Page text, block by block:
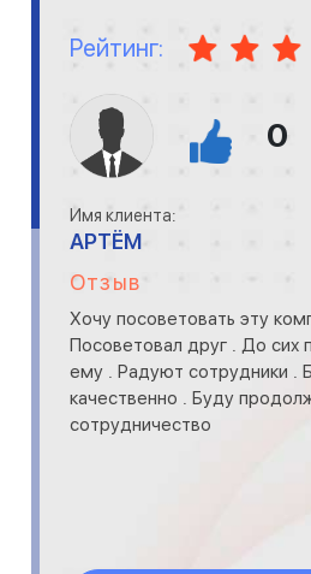
Рейтинг:
0
Имя клиента:
АРТЁМ
Отзыв
Хочу посоветовать эту
Посоветовал друг . До сих
ему . Радуют сотрудники .
качественно . Буду
сотрудничество